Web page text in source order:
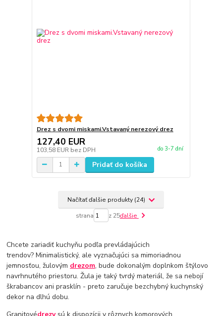
Drez s dvomi miskami.Vstavaný nerezový drez
127,40 EUR
103,58 EUR bez DPH do 3-7 dní
Pridať do košíka
Načítať ďalšie produkty (24)
strana z 25ďalšie
Chcete zariadiť kuchyňu podľa prevládajúcich
trendov? Minimalistický, ale vyznačujúci sa mimoriadnou
jemnosťou, žulovým drezom, bude dokonalým doplnkom štýlovo
navrhnutého priestoru. Žula je taký tvrdý materiál, že sa nebojí
škrabancov ani prasklín - preto zaručuje bezchybný kuchynský
dekor na dlhú dobu.